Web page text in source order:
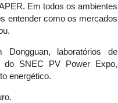
Em todos os ambientes
entender como os mercados
laboratórios de
do SNEC PV Power Expo,
energético.